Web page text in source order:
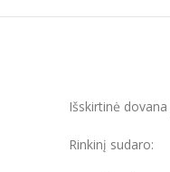
Išskirtinė dovana
Rinkinį sudaro: